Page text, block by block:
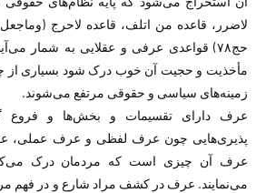
لاضرر، قاعده من اتلف، قاعده لاحرج
حج۷۸) قواعدی عرفی و عقلایی به شمار
مأخذیت و حجیت آن خوب درک شود بسیاری از
زمینه‌های سیاسی و حقوقی مرتفع می‌شوند.
عرف دارای تقسیمات و بخش‌ها و فروع
پذیری‌هایی چون عرف لفظی و عرف
عرف آن چیزی است که مردمان درک
می‌نمایند. عرف در کشف مراد شارع و در فهم